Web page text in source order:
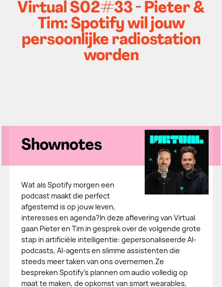
Virtual S02#33 - Pieter &
Tim: Spotify wil jouw
persoonlijke radiostation
worden
Shownotes
Wat als Spotify morgen een
podcast maakt die perfect
afgestemd is op jouw leven,
interesses en agenda?In deze aflevering van Virtual
gaan Pieter en Tim in gesprek over de volgende grote
stap in artificiële intelligentie: gepersonaliseerde AI-
podcasts, AI-agents en slimme assistenten die
steeds meer taken van ons overnemen.Ze
bespreken Spotify's plannen om audio volledig op
maat te maken, de opkomst van smart wearables,